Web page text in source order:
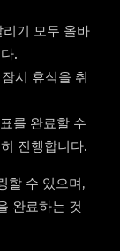
리기 모두 올바
.
시 휴식을 취
를 완료할 수
진행합니다.
할 수 있으며,
완료하는 것